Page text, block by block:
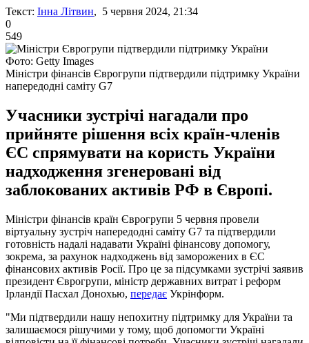
Текст: Інна Літвин, 5 червня 2024, 21:34
0
549
Фото: Getty Images
Міністри фінансів Єврогрупи підтвердили підтримку України
напередодні саміту G7
Учасники зустрічі нагадали про
прийняте рішення всіх країн-членів
ЄС спрямувати на користь України
надходження згенеровані від
заблокованих активів РФ в Європі.
Міністри фінансів країн Єврогрупи 5 червня провели
віртуальну зустріч напередодні саміту G7 та підтвердили
готовність надалі надавати Україні фінансову допомогу,
зокрема, за рахунок надходжень від заморожених в ЄС
фінансових активів Росії. Про це за підсумками зустрічі заявив
президент Єврогрупи, міністр державних витрат і реформ
Ірландії Пасхал Донохью, передає Укрінформ.
"Ми підтвердили нашу непохитну підтримку для України та
залишаємося рішучими у тому, щоб допомогти Україні